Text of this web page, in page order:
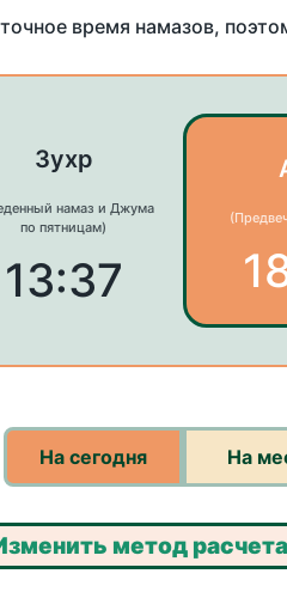
время намазов,
Зухр
намаз и Джума
по пятницам)
13:37
На сегодня На
метод